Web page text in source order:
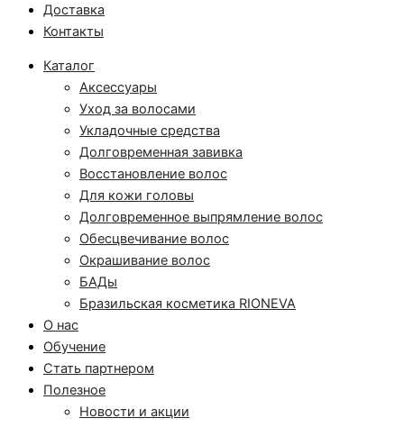
Доставка
Контакты
Каталог
Аксессуары
Уход за волосами
Укладочные средства
Долговременная завивка
Восстановление волос
Для кожи головы
Долговременное выпрямление волос
Обесцвечивание волос
Окрашивание волос
БАДы
Бразильская косметика RIONEVA
О нас
Обучение
Стать партнером
Полезное
Новости и акции